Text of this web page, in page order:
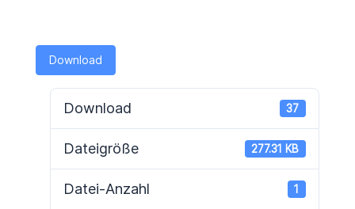
Download
Download 37
Dateigröße 277.31 KB
Datei-Anzahl 1